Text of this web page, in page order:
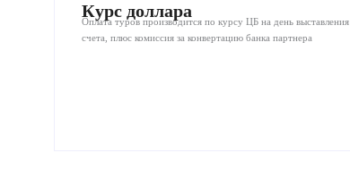
Курс доллара
Оплата туров производится по курсу ЦБ на день выставления
счета, плюс комиссия за конвертацию банка партнера